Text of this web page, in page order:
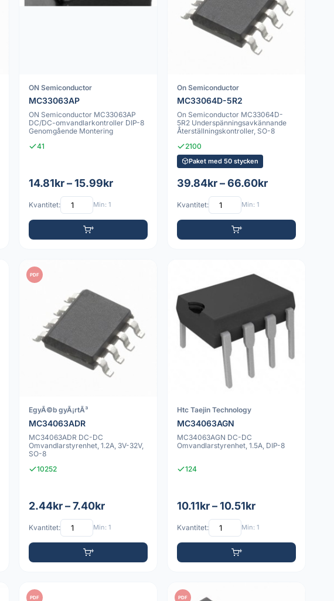
ON Semiconductor
MC33063AP
ON Semiconductor MC33063AP
DC/DC-omvandlarkontroller DIP-8
Genomgående Montering
41
14.81kr – 15.99kr
Kvantitet: Min: 1
On Semiconductor
MC33064D-5R2
On Semiconductor MC33064D-
5R2 Underspänningsavkännande
Återställningskontroller, SO-8
2100
Paket med 50 stycken
39.84kr – 66.60kr
Kvantitet: Min: 1
PDF
EgyÃ©b gyÃ¡rtÃ³
MC34063ADR
MC34063ADR DC-DC
Omvandlarstyrenhet, 1.2A, 3V-32V,
SO-8
10252
2.44kr – 7.40kr
Kvantitet: Min: 1
Htc Taejin Technology
MC34063AGN
MC34063AGN DC-DC
Omvandlarstyrenhet, 1.5A, DIP-8
124
10.11kr – 10.51kr
Kvantitet: Min: 1
PDF PDF